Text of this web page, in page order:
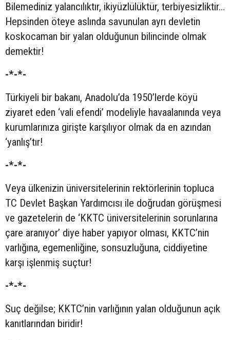
Bilemediniz yalancılıktır, ikiyüzlülüktür, terbiyesizliktir…
Hepsinden öteye aslında savunulan ayrı devletin
koskocaman bir yalan olduğunun bilincinde olmak
demektir!
-*-*-
Türkiyeli bir bakanı, Anadolu’da 1950’lerde köyü
ziyaret eden ‘vali efendi’ modeliyle havaalanında veya
kurumlarınıza girişte karşılıyor olmak da en azından
‘yanlış’tır!
-*-*-
Veya ülkenizin üniversitelerinin rektörlerinin topluca
TC Devlet Başkan Yardımcısı ile doğrudan görüşmesi
ve gazetelerin de ‘KKTC üniversitelerinin sorunlarına
çare aranıyor’ diye haber yapıyor olması, KKTC’nin
varlığına, egemenliğine, sonsuzluğuna, ciddiyetine
karşı işlenmiş suçtur!
-*-*-
Suç değilse; KKTC’nin varlığının yalan olduğunun açık
kanıtlarından biridir!